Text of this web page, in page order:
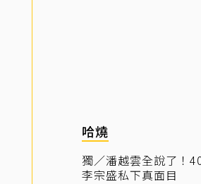
哈燒
獨／潘越雲全說了！
李宗盛私下真面目